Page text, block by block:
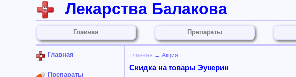
Лекарства Балакова
Главная Препараты
Главная
Препараты
Главная → Акция
Скидка на товары Эуцерин